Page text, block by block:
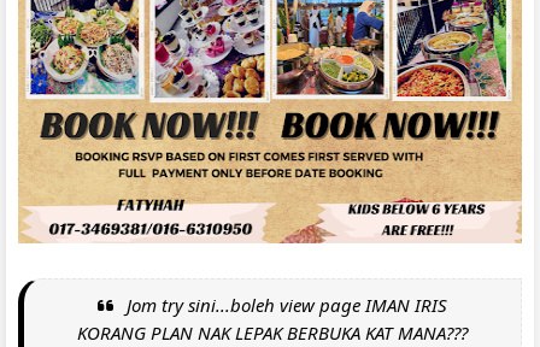
Jom try sini...boleh view page IMAN IRIS
KORANG PLAN NAK LEPAK BERBUKA KAT MANA???